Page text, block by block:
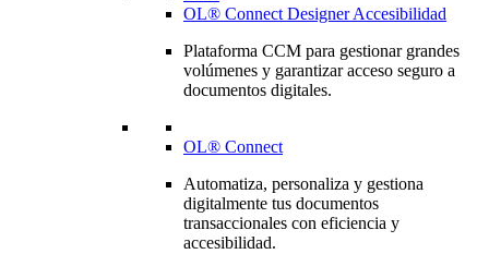
OL® Connect Designer Accesibilidad
Plataforma CCM para gestionar grandes
volúmenes y garantizar acceso seguro a
documentos digitales.
OL® Connect
Automatiza, personaliza y gestiona
digitalmente tus documentos
transaccionales con eficiencia y
accesibilidad.